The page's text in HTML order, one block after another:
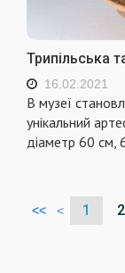
Трипільська
16.02.2021
В музеї
унікальний
діаметр 60 см,
<< < 1 2